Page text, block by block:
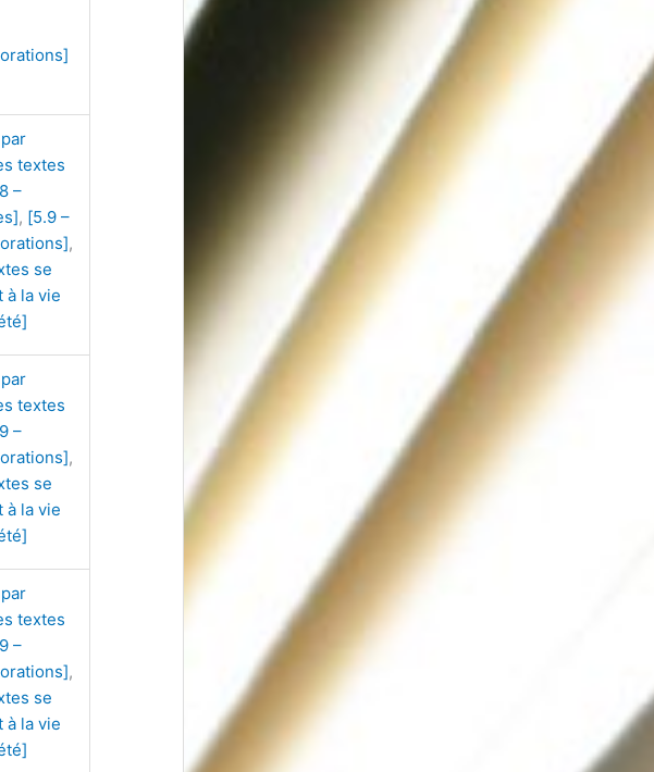
textes
–
, [5.9 –
,
se
à la vie
textes
–
,
se
à la vie
textes
–
,
se
à la vie